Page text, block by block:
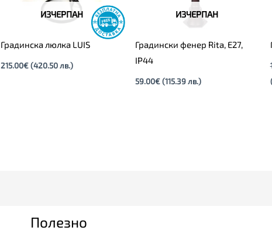
ИЗЧЕРПАН
Градинска люлка LUIS
215.00€ (420.50 лв.)
ИЗЧЕРПАН
Градински фенер Rita, E27,
IP44
59.00€(115.39 лв.)
Полезно